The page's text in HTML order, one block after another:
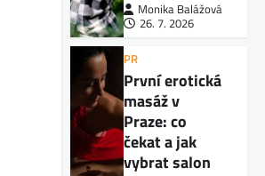
Monika Balážová
26. 7. 2026
PR
První erotická
masáž v
Praze: co
čekat a jak
vybrat salon